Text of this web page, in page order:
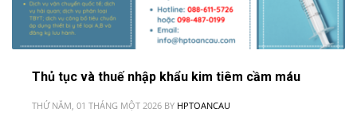
Thủ tục và thuế nhập khẩu kim tiêm cầm máu
THỨ NĂM, 01 THÁNG MỘT 2026 BY HPTOANCAU